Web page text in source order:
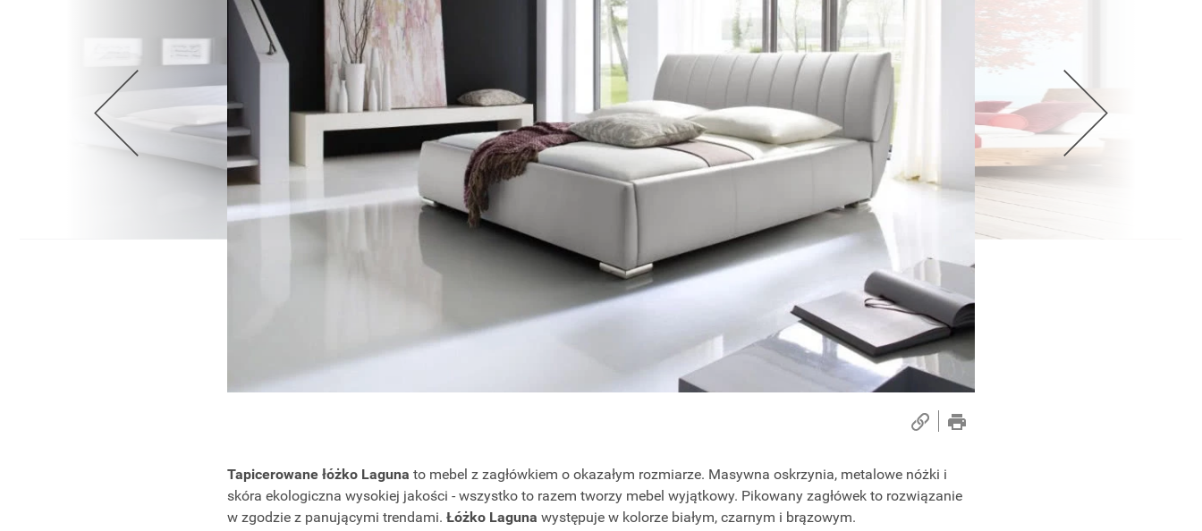
Wellnes
DIY
Tapicerowane łóżko Laguna to mebel z zagłówkiem o okazałym rozmiarze. Masywna oskrzynia, metalowe nóżki i
skóra ekologiczna wysokiej jakości - wszystko to razem tworzy mebel wyjątkowy. Pikowany zagłówek to rozwiązanie
w zgodzie z panującymi trendami. Łóżko Laguna występuje w kolorze białym, czarnym i brązowym.